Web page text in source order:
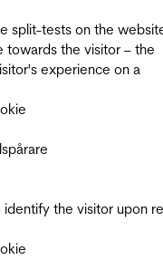
split-tests on the
towards the visitor – the
experience on a
identify the visitor upon